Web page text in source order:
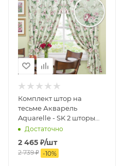
Комплект штор на
тесьме Акварель
Aquarelle - SK 2 шторы
136х175 см 2 подхвата с
принтом
Достаточно
2 465 ₽/шт
2 739₽ -10%